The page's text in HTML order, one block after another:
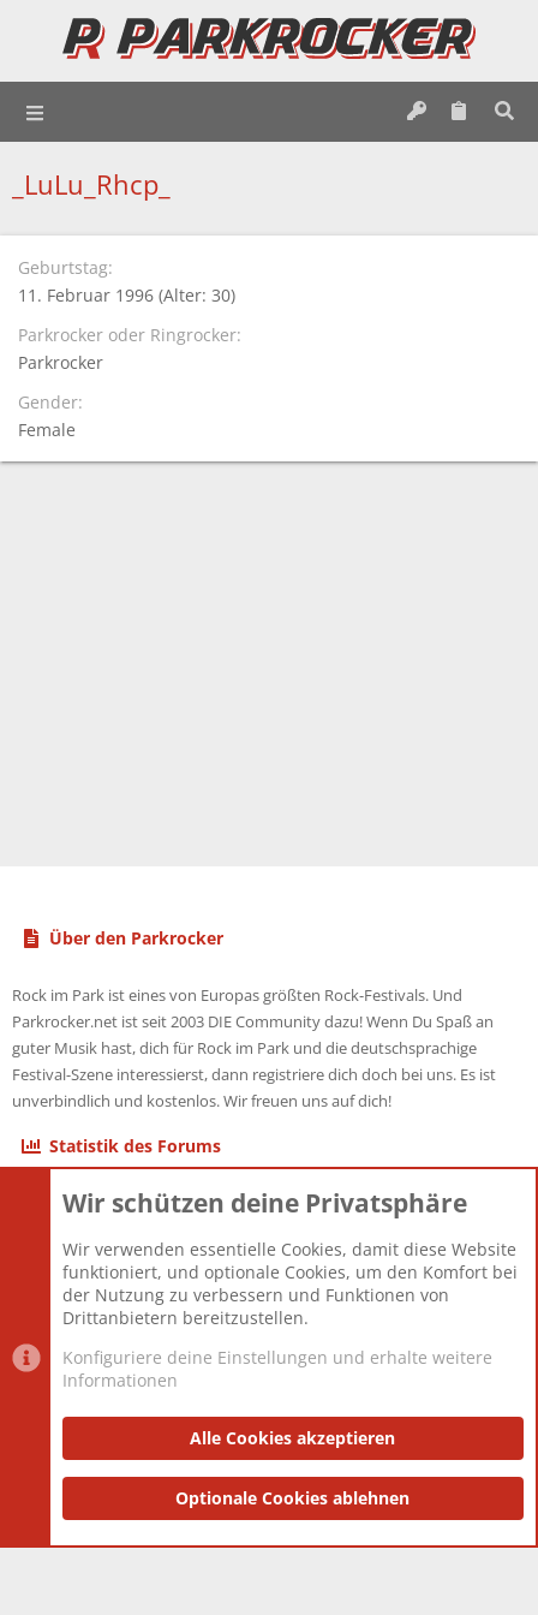
_LuLu_Rhcp_
Geburtstag
11. Februar 1996 (Alter: 30)
Parkrocker oder Ringrocker
Parkrocker
Gender
Female
Über den Parkrocker
Rock im Park ist eines von Europas größten Rock-Festivals. Und
Parkrocker.net ist seit 2003 DIE Community dazu! Wenn Du Spaß an
guter Musik hast, dich für Rock im Park und die deutschsprachige
Festival-Szene interessierst, dann registriere dich doch bei uns. Es ist
unverbindlich und kostenlos. Wir freuen uns auf dich!
Statistik des Forums
Themen
Mitglieder
12.427
Neuestes Mitglied
Berlin
Datenschutzerklärung Impressum
Community platform by XenForo® © 2010-2025 XenForo Ltd.
and add-ons by ThemeHouse
Wir schützen deine Privatsphäre
Wir verwenden essentielle Cookies, damit diese Website
funktioniert, und optionale Cookies, um den Komfort bei
der Nutzung zu verbessern und Funktionen von
Drittanbietern bereitzustellen.
Konfiguriere deine Einstellungen und erhalte weitere
Informationen
Alle Cookies akzeptieren
Optionale Cookies ablehnen